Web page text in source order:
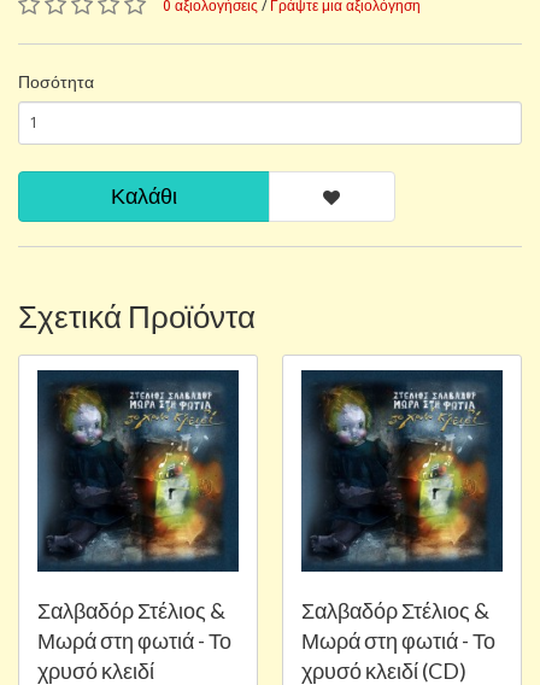
0 αξιολογήσεις / Γράψτε μια αξιολόγηση
Ποσότητα
Καλάθι
Σχετικά Προϊόντα
Σαλβαδόρ Στέλιος &
Μωρά στη φωτιά - Το
χρυσό κλειδί
Σαλβαδόρ Στέλιος &
Μωρά στη φωτιά - Το
χρυσό κλειδί (CD)